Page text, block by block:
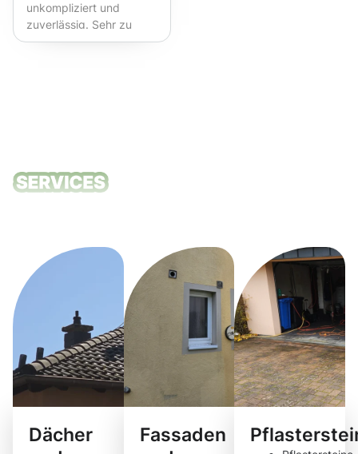
unkompliziert und
zuverlässig. Sehr zu
empfehlen!
Dächer
Fassaden